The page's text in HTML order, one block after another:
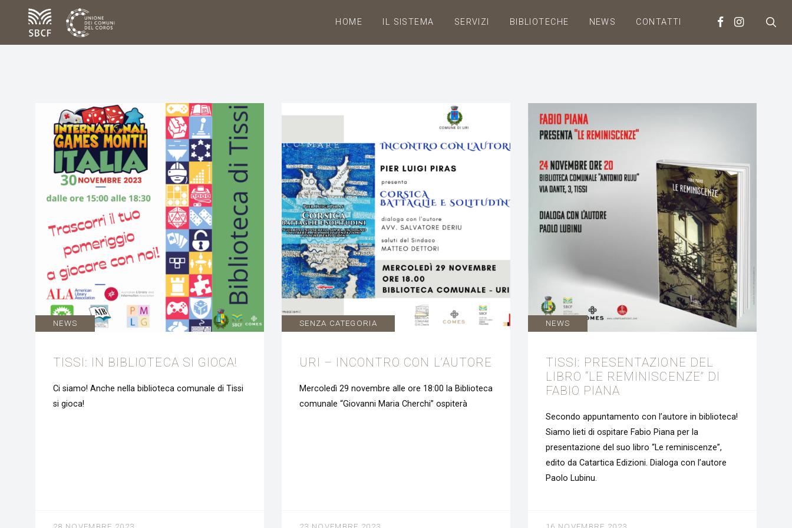
HOME IL SISTEMA SERVIZI BIBLIOTECHE NEWS CONTATTI
NEWS
TISSI: IN BIBLIOTECA SI GIOCA!
Ci siamo! Anche nella biblioteca comunale di Tissi
si gioca!
SENZA CATEGORIA
URI – INCONTRO CON L’AUTORE
Mercoledì 29 novembre alle ore 18:00 la Biblioteca
comunale “Giovanni Maria Cherchi” ospiterà
NEWS
TISSI: PRESENTAZIONE DEL
LIBRO “LE REMINISCENZE” DI
FABIO PIANA
Secondo appuntamento con l’autore in biblioteca!
Siamo lieti di ospitare Fabio Piana per la
presentazione del suo libro “Le reminiscenze”,
edito da Catartica Edizioni. Dialoga con l’autore
Paolo Lubinu.